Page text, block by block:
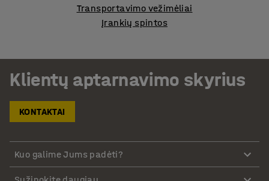
Transportavimo vežimėliai
Įrankių spintos
Klientų aptarnavimo skyrius
KONTAKTAI
Kuo galime Jums padėti?